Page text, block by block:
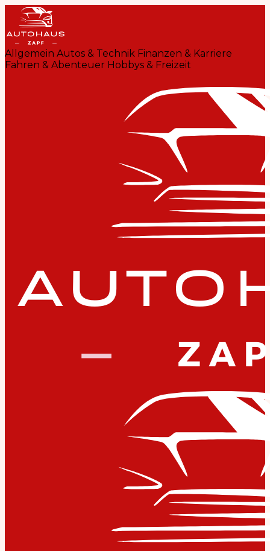
Allgemein Autos & Technik Finanzen & Karriere
Fahren & Abenteuer Hobbys & Freizeit